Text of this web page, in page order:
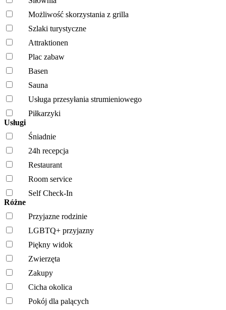
Możliwość skorzystania z grilla
Szlaki turystyczne
Attraktionen
Plac zabaw
Basen
Sauna
Usługa przesyłania strumieniowego
Piłkarzyki
Usługi
Śniadnie
24h recepcja
Restaurant
Room service
Self Check-In
Różne
Przyjazne rodzinie
LGBTQ+ przyjazny
Piękny widok
Zwierzęta
Zakupy
Cicha okolica
Pokój dla palących